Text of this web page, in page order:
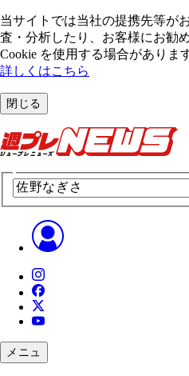
当サイトでは当社の提携先等が
査・分析したり、お客様にお勧
Cookie を使⽤する場合がありま
詳しくはこちら
閉じる
メニュ